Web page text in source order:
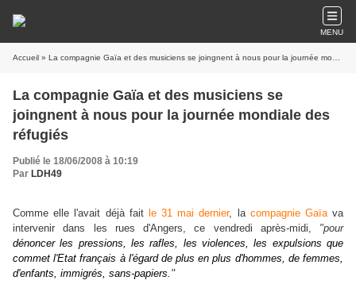
MENU
Accueil » La compagnie Gaïa et des musiciens se joingnent à nous pour la journée mondiale des réfugiés
La compagnie Gaïa et des musiciens se
joingnent à nous pour la journée mondiale des
réfugiés
Publié le 18/06/2008 à 10:19
Par LDH49
Comme elle l'avait déjà fait le 31 mai dernier, la compagnie Gaïava
intervenir dans les rues d'Angers, ce vendredi après-midi, "pour
dénoncer les pressions, les rafles, les violences, les expulsions que
commet l'Etat français à l'égard de plus en plus d'hommes, de femmes,
d'enfants, immigrés, sans-papiers. "